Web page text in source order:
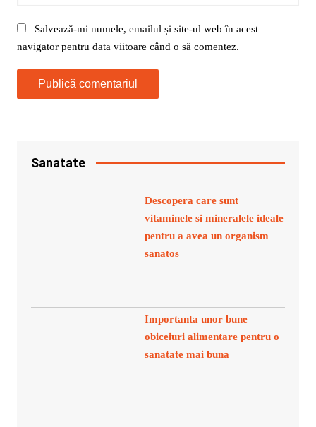
Salvează-mi numele, emailul și site-ul web în acest
navigator pentru data viitoare când o să comentez.
Sanatate
Descopera care sunt
vitaminele si mineralele ideale
pentru a avea un organism
sanatos
Importanta unor bune
obiceiuri alimentare pentru o
sanatate mai buna